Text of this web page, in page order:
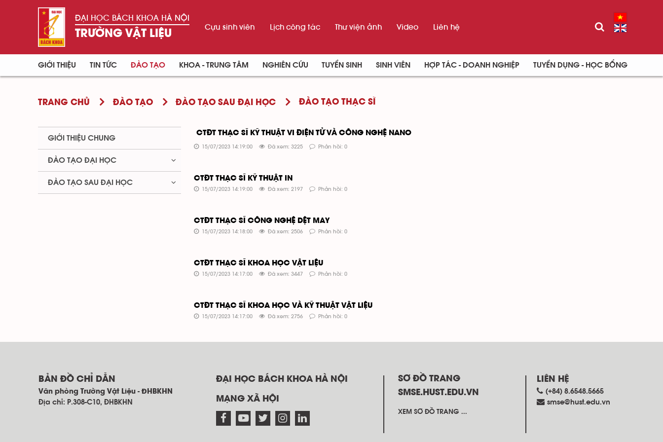
ĐẠI HỌC BÁCH KHOA HÀ NỘI
TRƯỜNG VẬT LIỆU
Cựu sinh viên Lịch công tác Thư viện ảnh Video Liên hệ
GIỚI THIỆU TIN TỨC ĐÀO TẠO KHOA - TRUNG TÂM NGHIÊN CỨU TUYỂN SINH SINH VIÊN HỢP TÁC - DOANH NGHIỆP TUYỂN DỤNG - HỌC BỔNG
TRANG CHỦ ĐÀO TẠO ĐÀO TẠO SAU ĐẠI HỌC ĐÀO TẠO THẠC SĨ
CTĐT THẠC SĨ KỸ THUẬT VI ĐIỆN TỬ VÀ CÔNG NGHỆ NANO
15/07/2023 14:19:00 Đã xem: 3225 Phản hồi: 0
CTĐT THẠC SĨ KỸ THUẬT IN
15/07/2023 14:19:00 Đã xem: 2197 Phản hồi: 0
CTĐT THẠC SĨ CÔNG NGHỆ DỆT MAY
15/07/2023 14:18:00 Đã xem: 2506 Phản hồi: 0
CTĐT THẠC SĨ KHOA HỌC VẬT LIỆU
15/07/2023 14:17:00 Đã xem: 3447 Phản hồi: 0
CTĐT THẠC SĨ KHOA HỌC VÀ KỸ THUẬT VẬT LIỆU
15/07/2023 14:17:00 Đã xem: 2756 Phản hồi: 0
GIỚI THIỆU CHUNG
ĐÀO TẠO ĐẠI HỌC
ĐÀO TẠO SAU ĐẠI HỌC
BẢN ĐỒ CHỈ DẪN
Văn phòng Trường Vật Liệu - ĐHBKHN
Địa chỉ: P.308-C10, ĐHBKHN
ĐẠI HỌC BÁCH KHOA HÀ NỘI
MẠNG XÃ HỘI
SƠ ĐỒ TRANG
SMSE.HUST.EDU.VN
XEM SƠ ĐỒ TRANG ...
LIÊN HỆ
(+84) 8.6548.5665
smse@hust.edu.vn